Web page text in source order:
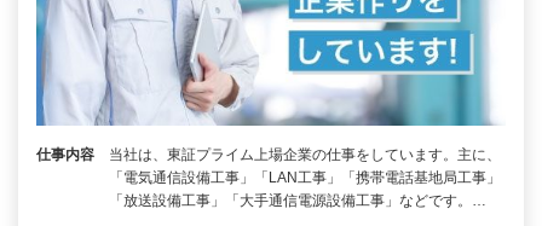
仕事内容
当社は、東証プライム上場企業の仕事をしています。主に、
「電気通信設備工事」「LAN工事」「携帯電話基地局工事」
「放送設備工事」「大手通信電源設備工事」などです。…